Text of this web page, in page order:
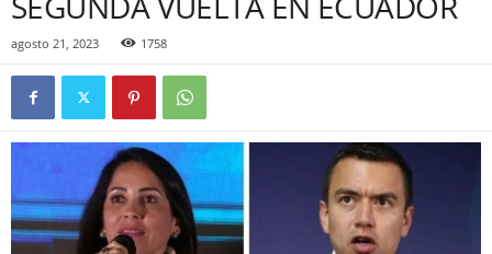
agosto 21, 2023 1758